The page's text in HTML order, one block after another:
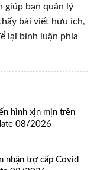
giúp bạn quản lý
bài viết hữu ích,
lại bình luận phía
hình xịn mịn trên
08/2026
nhận trợ cấp Covid